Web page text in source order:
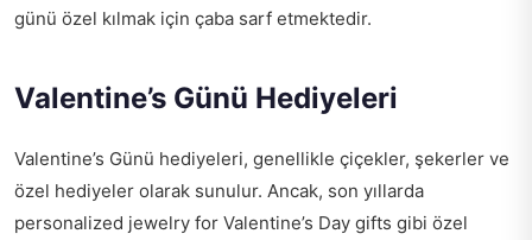
günü özel kılmak için çaba sarf etmektedir.
Valentine’s Günü Hediyeleri
Valentine’s Günü hediyeleri, genellikle çiçekler, şekerler ve
özel hediyeler olarak sunulur. Ancak, son yıllarda
personalized jewelry for Valentine’s Day gifts gibi özel